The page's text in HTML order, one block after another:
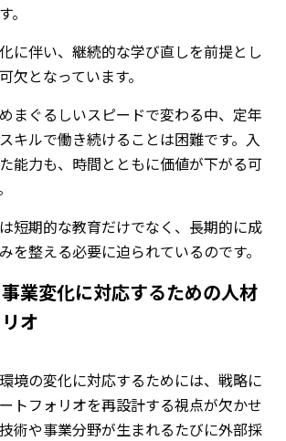
。
に伴い、継続的な学び直しを前提とし
欠となっています。
まぐるしいスピードで変わる中、定年
キルで働き続けることは困難です。入
能力も、時間とともに価値が下がる可
短期的な教育だけでなく、長期的に成
を整える必要に迫られているのです。
業変化に対応するための人材
オ
境の変化に対応するためには、戦略に
トフォリオを再設計する視点が欠かせ
術や事業分野が生まれるたびに外部採